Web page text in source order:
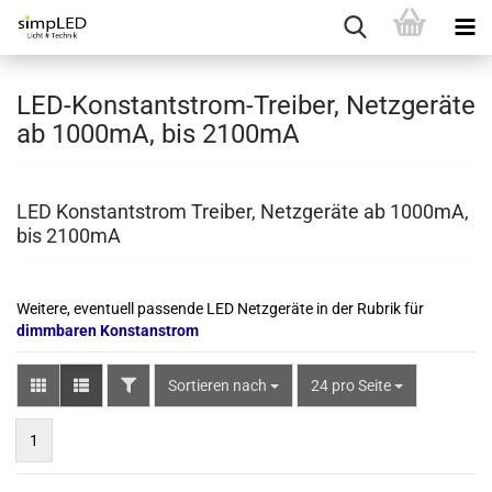
LED-Konstantstrom-Treiber, Netzgeräte
ab 1000mA, bis 2100mA
LED Konstantstrom Treiber, Netzgeräte ab 1000mA,
bis 2100mA
Weitere, eventuell passende LED Netzgeräte in der Rubrik für
dimmbaren Konstanstrom
FILTERSortieren nach
Sortieren nach 24 pro Seite
pro Seite
1